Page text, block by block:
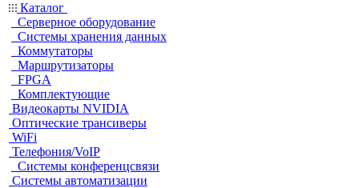
Каталог
Серверное оборудование
Системы хранения данных
Коммутаторы
Маршрутизаторы
FPGA
Комплектующие
Видеокарты NVIDIA
Оптические трансиверы
WiFi
Телефония/VoIP
Системы конференцсвязи
Системы автоматизации